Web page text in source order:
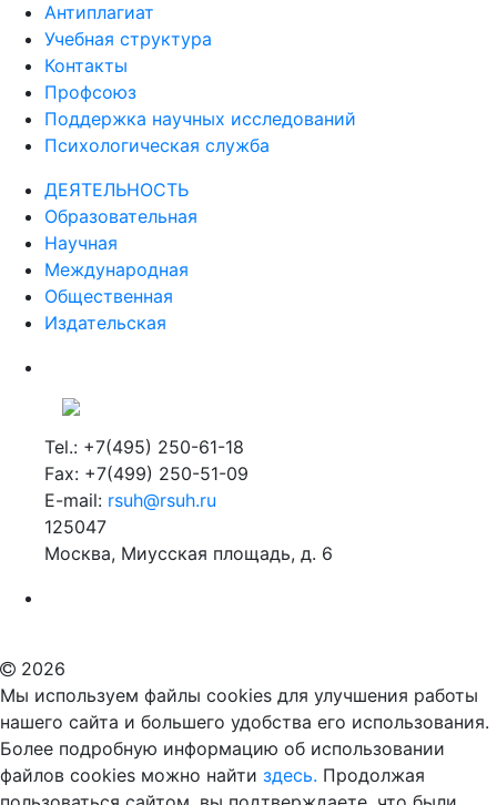
Антиплагиат
Учебная структура
Контакты
Профсоюз
Поддержка научных исследований
Психологическая служба
ДЕЯТЕЛЬНОСТЬ
Образовательная
Научная
Международная
Общественная
Издательская
Tel.: +7(495) 250-61-18
Fax: +7(499) 250-51-09
E-mail: rsuh@rsuh.ru
125047
Москва, Миусская площадь, д. 6
2026
Мы используем файлы cookies для улучшения работы
нашего сайта и большего удобства его использования.
Более подробную информацию об использовании
файлов cookies можно найти здесь. Продолжая